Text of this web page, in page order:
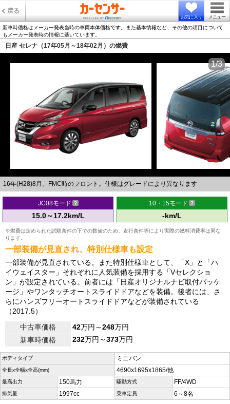
戻る
お気に入り メニュー
新車時価格はメーカー発表当時の車両本体価格です。また基本情報など、その他の項目について
もメーカー発表時の情報に基いています。
日産 セレナ（17年05月～18年02月）の燃費
16年(H28)8月、FMC時のフロント。仕様はグレードにより異なります
1/3
JC08モード
15.0～17.2km/L
10・15モード
-km/L
※燃費は定められた試験条件の下での数値のため、走行条件等により実際の燃料消費率は異な
ります。
一部装備が見直され、特別仕様車も設定
一部装備が見直されている。また特別仕様車として、「X」と「ハ
イウェイスター」それぞれに人気装備を採用する「Vセレクショ
ン」が設定されている。前者には「日産オリジナルナビ取付パッケ
ージ」やワンタッチオートスライドドアなどを装備。後者には、さ
らにハンズフリーオートスライドドアなどが装備されている
（2017.5）
中古車価格
42万円～248万円
新車時価格
232万円～373万円
ボディタイプ ミニバン
全長x全幅x全高(mm) 4690x1695x1865/他
最高出力 150馬力 駆動方式 FF/4WD
排気量 1997cc 乗車定員 6～8名